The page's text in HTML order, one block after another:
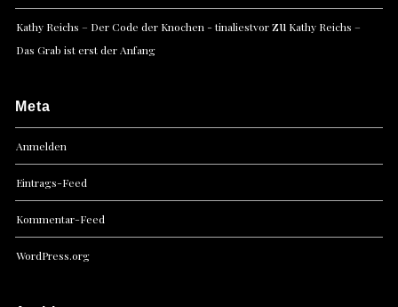
Kathy Reichs – Der Code der Knochen - tinaliestvorzu Kathy Reichs –
Das Grab ist erst der Anfang
Meta
Anmelden
Eintrags-Feed
Kommentar-Feed
WordPress.org